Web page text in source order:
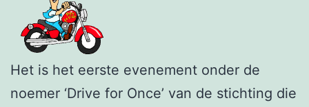
Het is het eerste evenement onder de
noemer ‘Drive for Once’ van de stichting die